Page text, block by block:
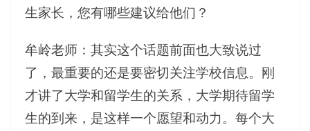
生家长，您有哪些建议给他们？
牟岭老师：其实这个话题前面也大致说过
了，最重要的还是要密切关注学校信息。刚
才讲了大学和留学生的关系，大学期待留学
生的到来，是这样一个愿望和动力。每个大